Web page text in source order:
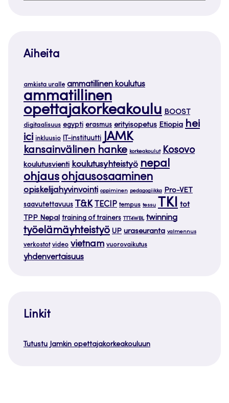
Aiheita
amkista uralle ammatillinen koulutus
ammatillinen
opettajakorkeakoulu BOOST
digitaalisuus egypti erasmus erityisopetus Etiopia hei
ici inkluusio IT-instituutti JAMK
kansainvälinen hanke korkeakoulut Kosovo
koulutusvienti koulutusyhteistyö nepal
ohjaus ohjausosaaminen
opiskelijahyvinvointi oppiminen pedagogiikka Pro-VET
saavutettavuus T&K TECIP tempus tessu TKI tot
TPP Nepal training of trainers TTT4WBL twinning
työelämäyhteistyö UP uraseuranta valmennus
verkostot video vietnam vuorovaikutus
yhdenvertaisuus
Linkit
Tutustu Jamkin opettajakorkeakouluun